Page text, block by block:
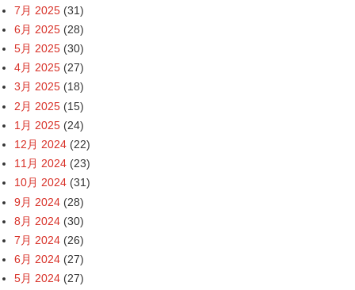
7月 2025 (31)
6月 2025 (28)
5月 2025 (30)
4月 2025 (27)
3月 2025 (18)
2月 2025 (15)
1月 2025 (24)
12月 2024 (22)
11月 2024 (23)
10月 2024 (31)
9月 2024 (28)
8月 2024 (30)
7月 2024 (26)
6月 2024 (27)
5月 2024 (27)